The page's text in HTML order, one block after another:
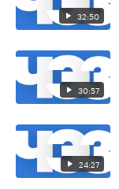
32:50
30:57
24:27